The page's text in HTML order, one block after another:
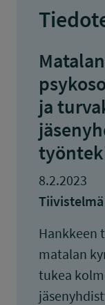
ja
8.2.2023
Tiivistelmä
Hankkeen
matalan
tukea